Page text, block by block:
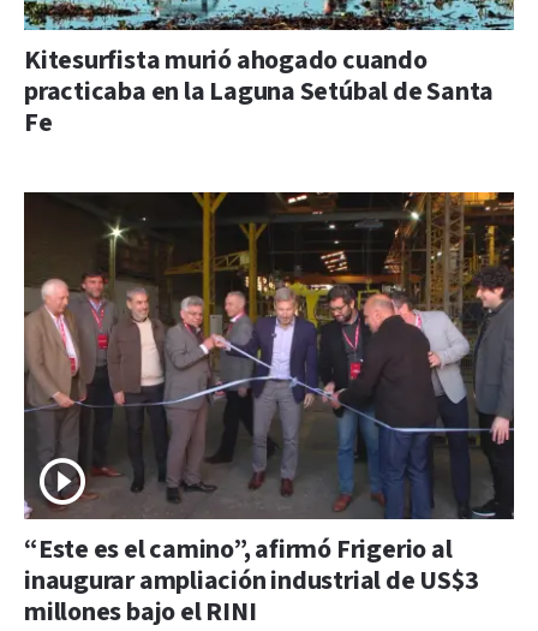
Kitesurfista murió ahogado cuando
practicaba en la Laguna Setúbal de Santa
Fe
“Este es el camino”, afirmó Frigerio al
inaugurar ampliación industrial de US$3
millones bajo el RINI